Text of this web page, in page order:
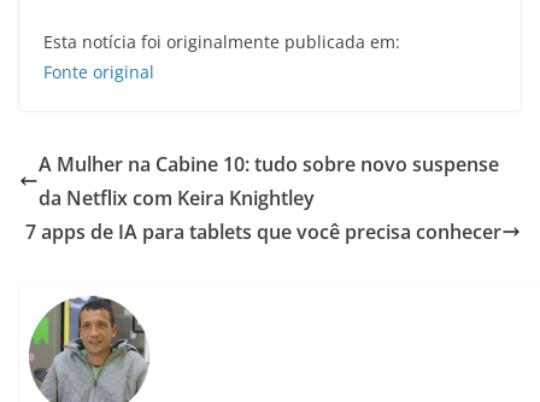
Esta notícia foi originalmente publicada em:
Fonte original
A Mulher na Cabine 10: tudo sobre novo suspense
da Netflix com Keira Knightley
7 apps de IA para tablets que você precisa conhecer